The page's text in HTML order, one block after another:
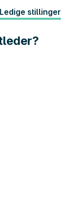
Ledige stillinger